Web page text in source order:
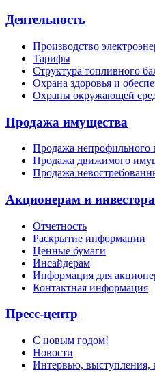
Деятельность
Производство
Тарифы
Структура топливного
Охрана здоровья и
Охраны окружающей
Продажа имущества
Продажа непрофильного
Продажа движимого
Продажа
Акционерам и
Отчетность
Раскрытие информации
Ценные бумаги
Инсайдерам
Информация для
Контактная информация
Пресс-центр
С новым годом!
Новости
Интервью, выступления,